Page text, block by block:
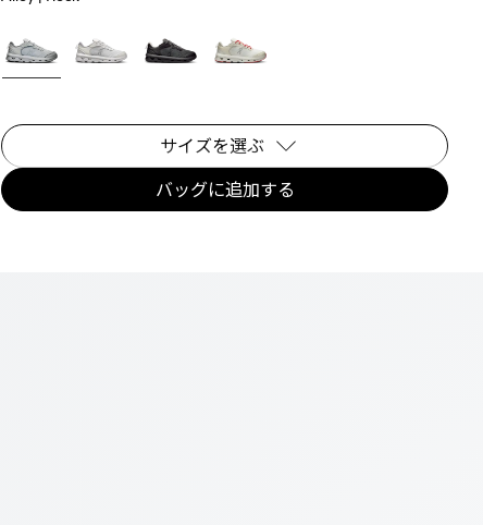
サイズを選ぶ
バッグに追加する